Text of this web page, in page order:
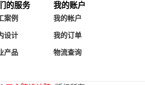
的服务
案例
设计
产品
我的账户
我的帐户
我的订单
物流查询